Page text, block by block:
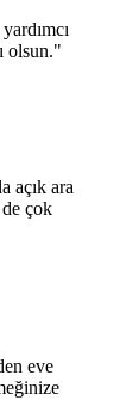
olsun."
açık ara
çok
eve